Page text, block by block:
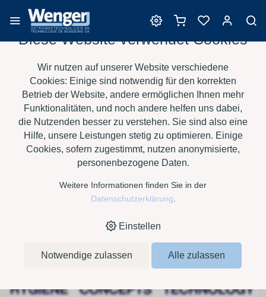
Reinigungsmittel
HOME › E-SHOP › WEIN › REINIGUNGSMITTEL › TENSID
CHEMIE - TC CITROSAN SRM À 12 KG
Diese Website verwendet Cookies
Wir nutzen auf unserer Website verschiedene
Cookies: Einige sind notwendig für den korrekten
Betrieb der Website, andere ermöglichen Ihnen mehr
Funktionalitäten, und noch andere helfen uns dabei,
die Nutzenden besser zu verstehen. Sie sind also eine
Hilfe, unsere Leistungen stetig zu optimieren. Einige
Cookies, sofern zugestimmt, nutzen anonymisierte,
personenbezogene Daten.
Weitere Informationen finden Sie in der
Datenschutzerklärung
Einstellen
Notwendige zulassen Alle zulassen